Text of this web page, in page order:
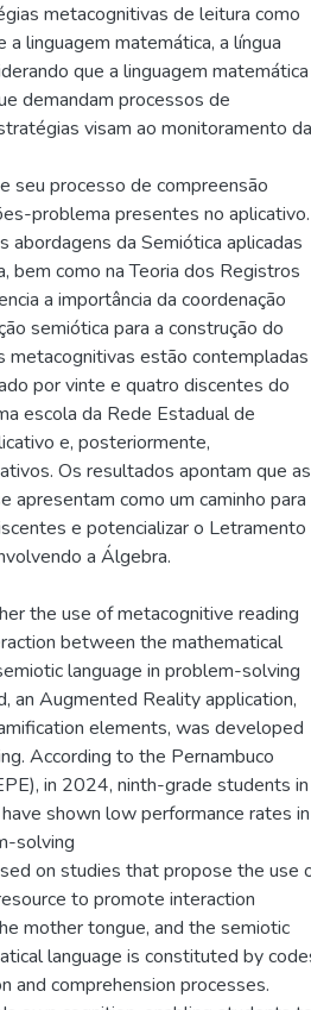
metacognitivas de leitura como
linguagem matemática, a língua
que a linguagem matemática
demandam processos de
visam ao monitoramento da
seu processo de compreensão
problema presentes no aplicativo.
da Semiótica aplicadas
bem como na Teoria dos Registros
a importância da coordenação
semiótica para a construção do
metacognitivas estão contempladas
por vinte e quatro discentes do
escola da Rede Estadual de
e, posteriormente,
Os resultados apontam que as
como um caminho para
e potencializar o Letramento
a Álgebra.
the use of metacognitive reading
between the mathematical
language in problem-solving
an Augmented Reality application,
elements, was developed
According to the Pernambuco
in 2024, ninth-grade students in
shown low performance rates in
solving
on studies that propose the use
to promote interaction
mother tongue, and the semiotic
language is constituted by
and comprehension processes.